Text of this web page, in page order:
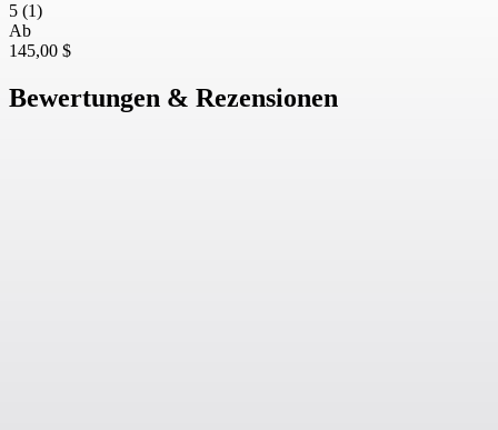
5 (1)
Ab
145,00 $
Bewertungen & Rezensionen